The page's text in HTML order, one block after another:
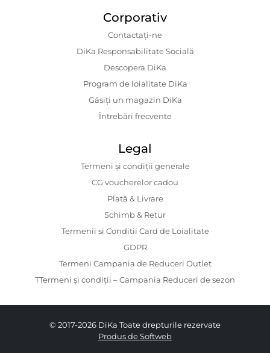
Corporativ
Contactaţi-ne
DiKa Responsabilitate Socială
Descopera DiKa
Program de loialitate DiKa
Găsiți un magazin DiKa
Întrebări frecvente
Legal
Termeni și condiții generale
CG voucherelor cadou
Plată & Livrare
Schimb & Retur
Termenii si Conditii Card de Loialitate
GDPR
Termeni Campania de Reduceri Outlet
TTermeni și condiții – Campania Reduceri de sezon
© 2017-2026 DiKa Toate drepturile rezervate
Produs de Softweb